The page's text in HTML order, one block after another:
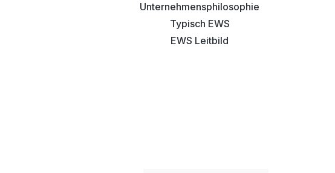
Unternehmensphilosophie
Typisch EWS
EWS Leitbild